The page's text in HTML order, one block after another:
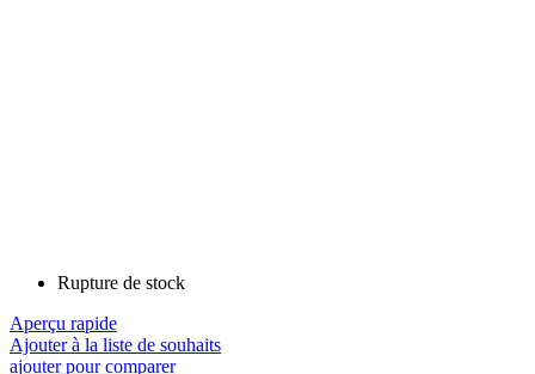
Rupture de stock
Aperçu rapide
Ajouter à la liste de souhaits
ajouter pour comparer